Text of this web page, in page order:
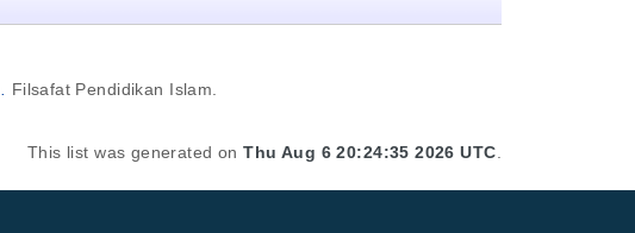
Filsafat Pendidikan Islam.
This list was generated onThu Aug 6 20:24:35 2026 UTC